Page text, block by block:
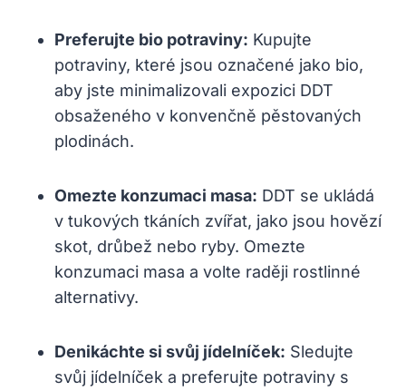
Preferujte bio potraviny: Kupujte
potraviny, které jsou označené jako bio,
aby jste minimalizovali expozici DDT
obsaženého v konvenčně pěstovaných
plodinách.
Omezte konzumaci masa: DDT se ukládá
v tukových tkáních zvířat, jako jsou hovězí
skot, drůbež nebo ryby. Omezte
konzumaci masa a volte raději rostlinné
alternativy.
Denikáchte si svůj jídelníček: Sledujte
svůj jídelníček a preferujte potraviny s